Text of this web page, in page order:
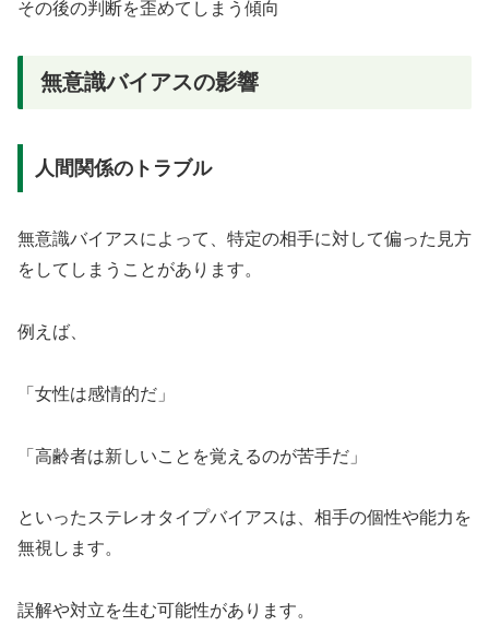
その後の判断を歪めてしまう傾向
無意識バイアスの影響
人間関係のトラブル
無意識バイアスによって、特定の相手に対して偏った見方
をしてしまうことがあります。
例えば、
「女性は感情的だ」
「高齢者は新しいことを覚えるのが苦手だ」
といったステレオタイプバイアスは、相手の個性や能力を
無視します。
誤解や対立を生む可能性があります。